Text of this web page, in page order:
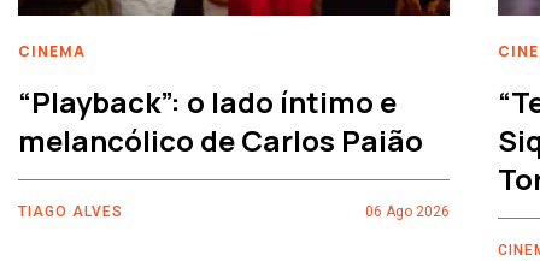
CINEMA
“Playback”: o lado íntimo e
melancólico de Carlos Paião
TIAGO ALVES 06 Ago 2026